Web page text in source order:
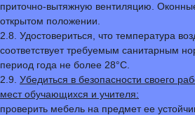
приточно-вытяжную вентиляцию.
открытом положении.
2.8. Удостовериться, что температура
соответствует требуемым санитарным
период года не более 28°С.
2.9. Убедиться в безопасности своего
мест обучающихся и учителя:
проверить мебель на предмет ее